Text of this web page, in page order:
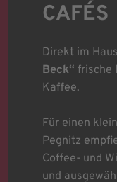
CAFÉS
Direkt im
Beck“ frische
Kaffee.
Für einen
Pegnitz
Coffee- und
und